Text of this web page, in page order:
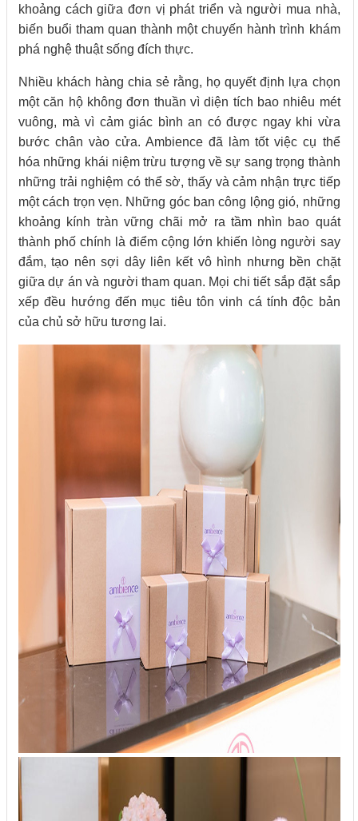
khoảng cách giữa đơn vị phát triển và người mua nhà,
biến buổi tham quan thành một chuyến hành trình khám
phá nghệ thuật sống đích thực.
Nhiều khách hàng chia sẻ rằng, họ quyết định lựa chọn
một căn hộ không đơn thuần vì diện tích bao nhiêu mét
vuông, mà vì cảm giác bình an có được ngay khi vừa
bước chân vào cửa. Ambience đã làm tốt việc cụ thể
hóa những khái niệm trừu tượng về sự sang trọng thành
những trải nghiệm có thể sờ, thấy và cảm nhận trực tiếp
một cách trọn vẹn. Những góc ban công lộng gió, những
khoảng kính tràn vững chãi mở ra tầm nhìn bao quát
thành phố chính là điểm cộng lớn khiến lòng người say
đắm, tạo nên sợi dây liên kết vô hình nhưng bền chặt
giữa dự án và người tham quan. Mọi chi tiết sắp đặt sắp
xếp đều hướng đến mục tiêu tôn vinh cá tính độc bản
của chủ sở hữu tương lai.